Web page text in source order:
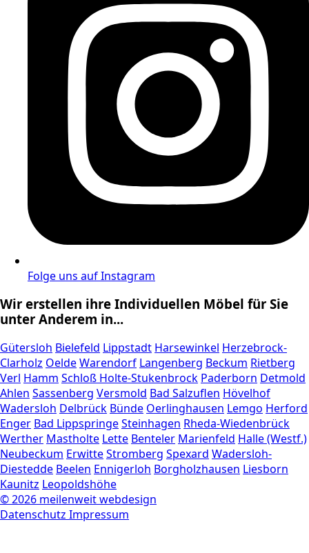
Folge uns auf Instagram
Wir erstellen ihre Individuellen Möbel für Sie
unter Anderem in...
Gütersloh Bielefeld Lippstadt Harsewinkel Herzebrock-
Clarholz OeldeWarendorf Langenberg Beckum Rietberg
Verl Hamm Schloß Holte-Stukenbrock Paderborn Detmold
Ahlen Sassenberg Versmold Bad Salzuflen Hövelhof
Wadersloh Delbrück Bünde Oerlinghausen Lemgo Herford
Enger Bad LippspringeSteinhagen Rheda-Wiedenbrück
Werther Mastholte Lette Benteler Marienfeld Halle (Westf.)
Neubeckum ErwitteStromberg Spexard Wadersloh-
Diestedde Beelen Ennigerloh Borgholzhausen Liesborn
Kaunitz Leopoldshöhe
© 2026 meilenweit webdesign
Datenschutz Impressum